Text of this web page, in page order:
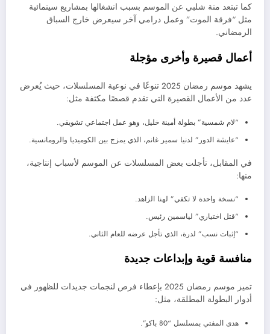
كما تبتعد منة شلبي عن الموسم بسبب انشغالها بمشاريع سينمائية
مثل “فرقة الموت” وعمل درامي آخر سيعرض خارج السباق
الرمضاني.
أعمال قصيرة وأخرى مؤجلة
يشهد موسم رمضان 2025 تنوعًا في نوعية المسلسلات، حيث يُعرض
عدد من الأعمال القصيرة التي تقدم قصصًا مكثفة مثل:
“لام شمسية” بطولة أمينة خليل، وهو عمل اجتماعي تشويقي.
“عايشة الدور” لدنيا سمير غانم، الذي يمزج بين الكوميديا والرومانسية.
في المقابل، تأجلت بعض المسلسلات عن الموسم لأسباب إنتاجية،
منها:
“نسخة واحدة لا تكفي” لهنا الزاهد.
“قتل اختياري” لياسمين رئيس.
“إثبات نسب” لدرة، الذي تأجل عرضه للعام الثاني.
منافسة قوية وإبداعات جديدة
تميز موسم رمضان 2025 بإعطاء فرص لنجمات جديدات للظهور في
أدوار البطولة المطلقة، مثل:
هدى المفتي بمسلسل “80 باكو”.